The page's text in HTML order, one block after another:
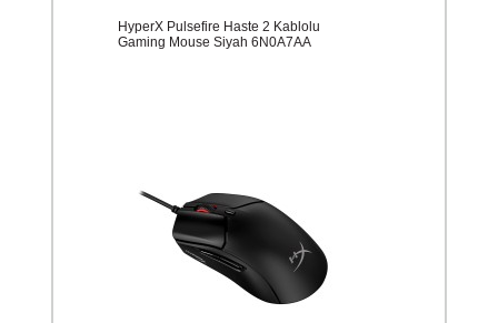
HyperX Pulsefire Haste 2 Kablolu
Gaming Mouse Siyah 6N0A7AA